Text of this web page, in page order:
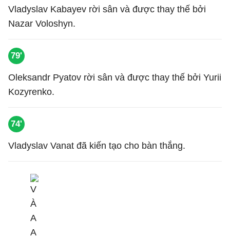
Vladyslav Kabayev rời sân và được thay thế bởi
Nazar Voloshyn.
79'
Oleksandr Pyatov rời sân và được thay thế bởi Yurii
Kozyrenko.
74'
Vladyslav Vanat đã kiến tạo cho bàn thắng.